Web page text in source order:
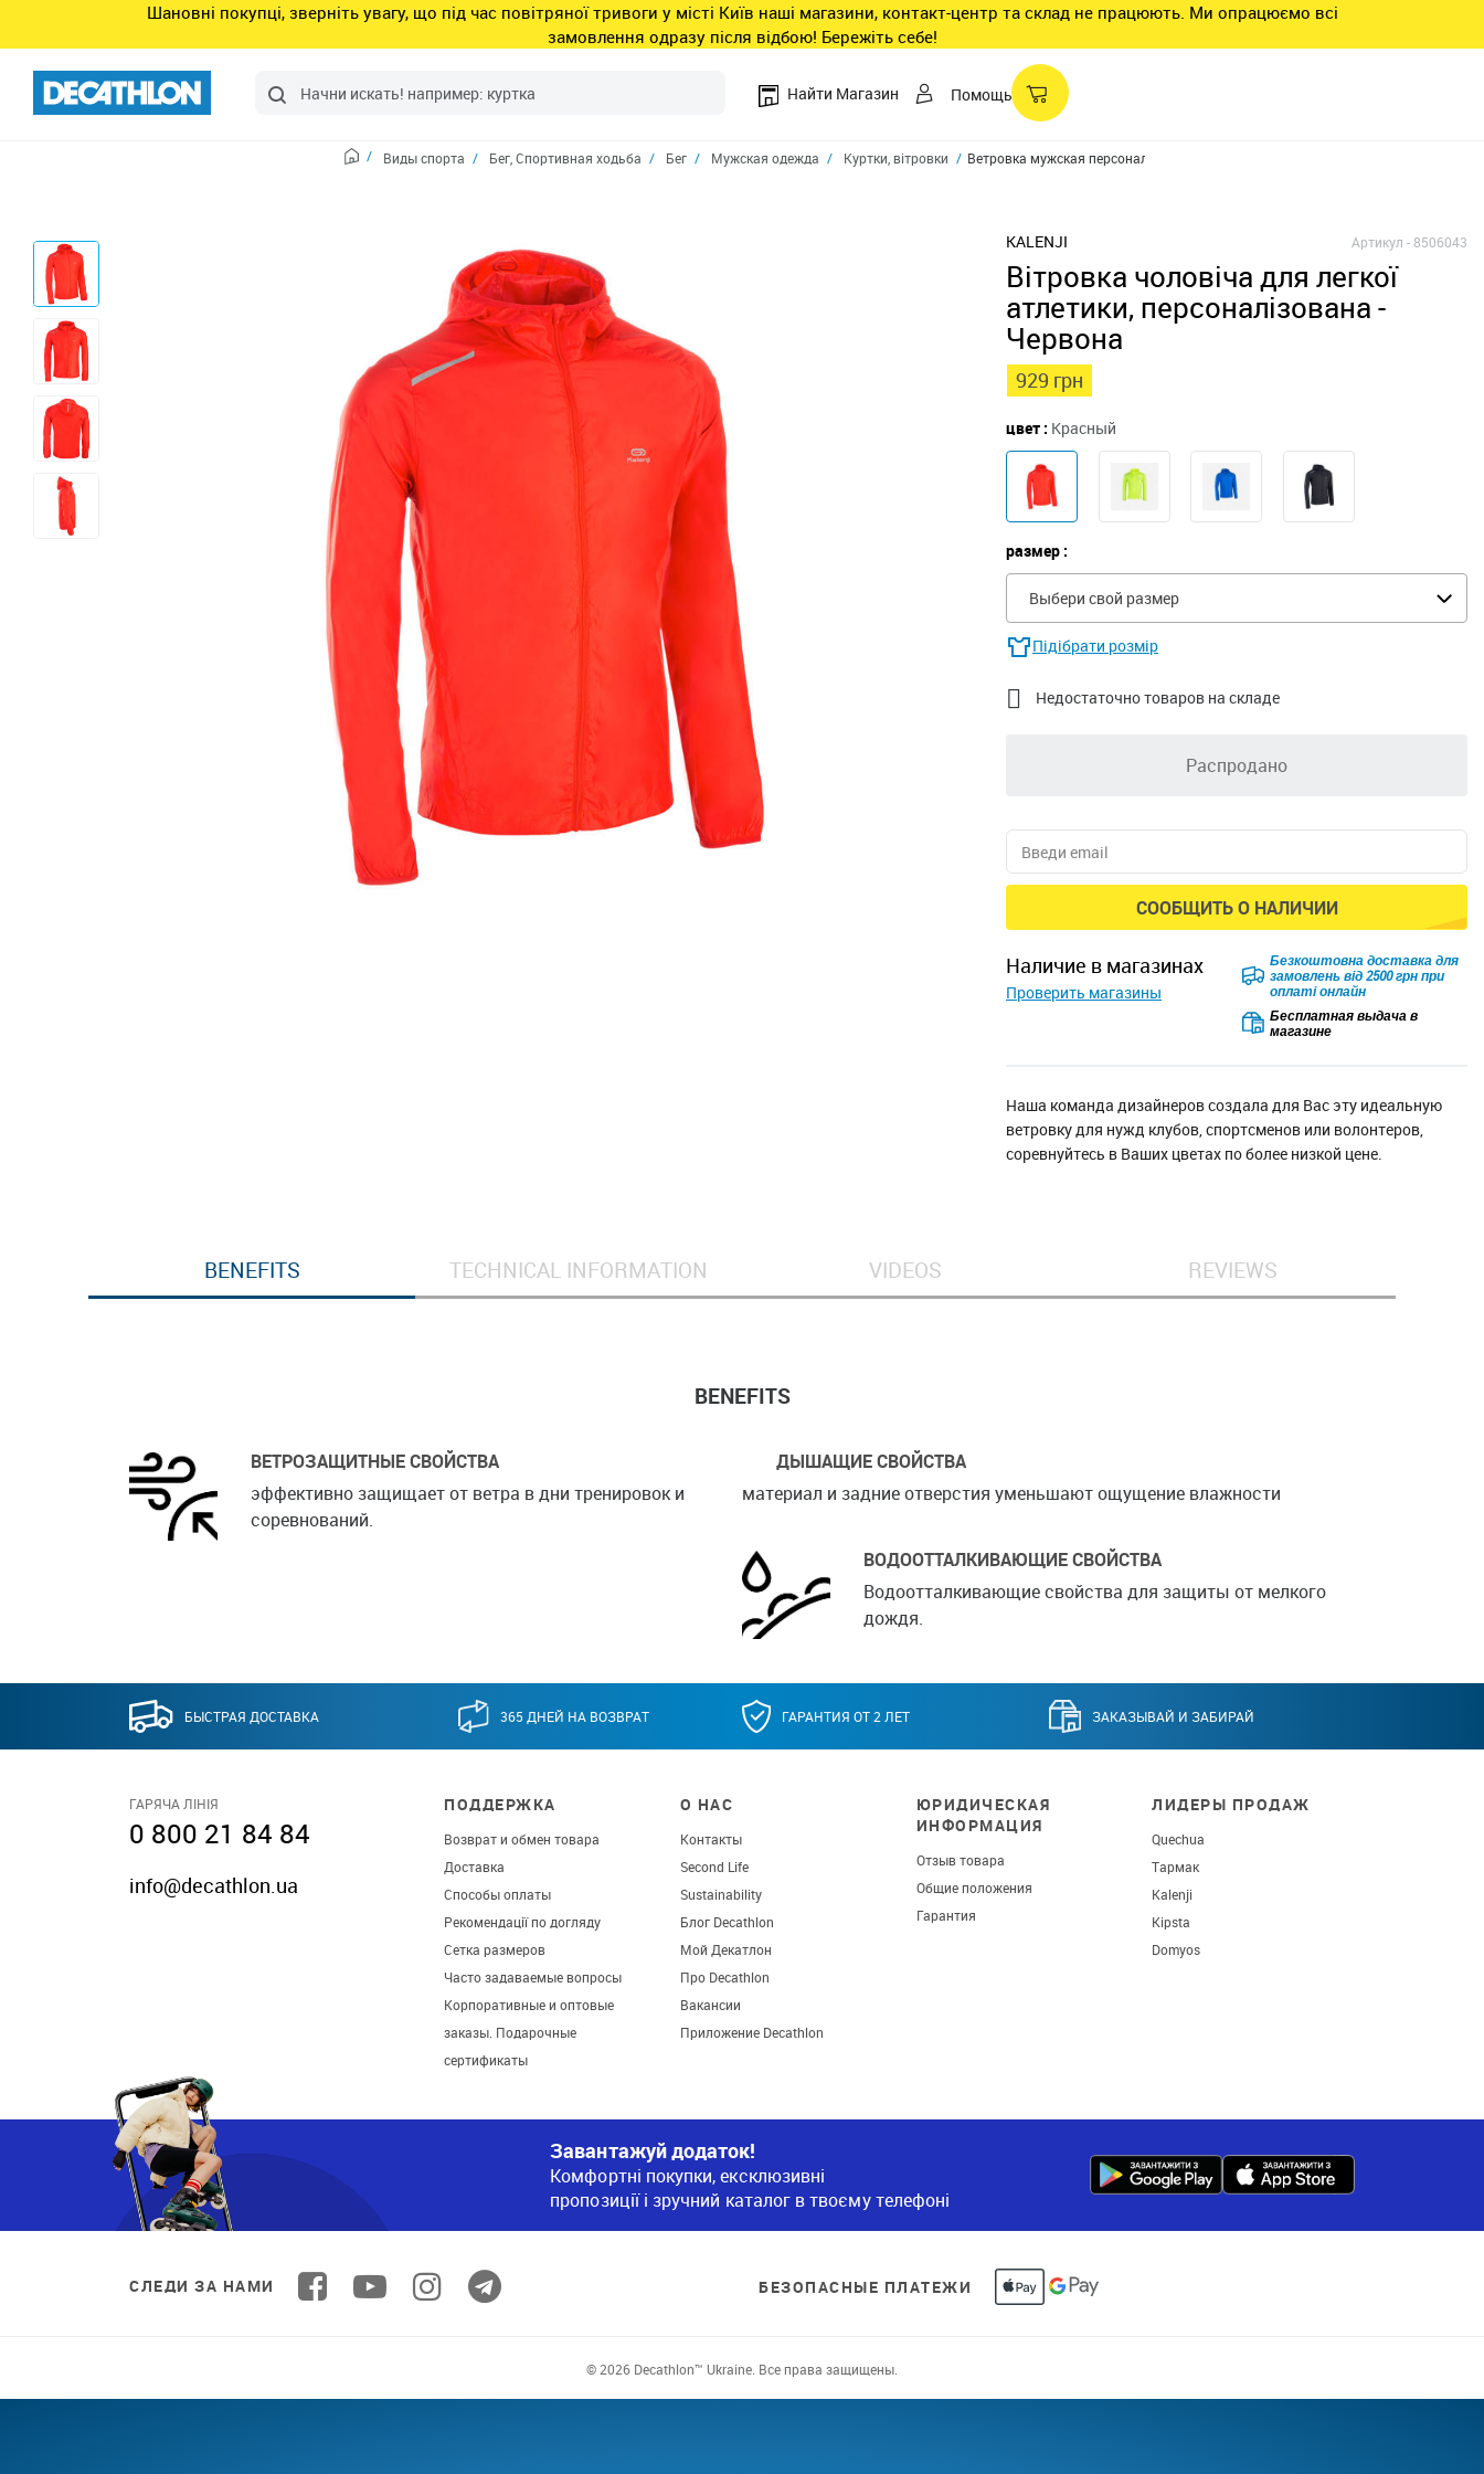
Шановні покупці, зверніть увагу, що під час повітряної тривоги у місті Київ наші магазини, контакт-центр та склад не працюють. Ми опрацюємо всі
замовлення одразу після відбою! Бережіть себе!
Найти Магазин Помощь
Виды спорта Бег, Cпортивная ходьба Бег Мужская одежда Куртки, вітровки Ветровка мужская персонализированная для занятий легкой атлетикой.
KALENJI Артикул -8506043
Вітровка чоловіча для легкої
атлетики, персоналізована -
Червона
929 грн
цвет : Красный
размер :
Выбери свой размер
Підібрати розмір
 Недостаточно товаров на складе
Распродано
СООБЩИТЬ О НАЛИЧИИ
наличие в магазинах
Проверить магазины
Безкоштовна доставка для
замовлень від 2500 грн при
оплаті онлайн
Бесплатная выдача в
магазине
Наша команда дизайнеров создала для Вас эту идеальную
ветровку для нужд клубов, спортсменов или волонтеров,
соревнуйтесь в Ваших цветах по более низкой цене.
BENEFITS TECHNICAL INFORMATION VIDEOS REVIEWS
BENEFITS
ВЕТРОЗАЩИТНЫЕ СВОЙСТВА
эффективно защищает от ветра в дни тренировок и
соревнований.
ДЫШАЩИЕ СВОЙСТВА
материал и задние отверстия уменьшают ощущение влажности
ВОДООТТАЛКИВАЮЩИЕ СВОЙСТВА
Водоотталкивающие свойства для защиты от мелкого
дождя.
БЫСТРАЯ ДОСТАВКА 365 ДНЕЙ НА ВОЗВРАТ ГАРАНТИЯ ОТ 2 ЛЕТ ЗАКАЗЫВАЙ И ЗАБИРАЙ
ГАРЯЧА ЛІНІЯ
0 800 21 84 84
info@decathlon.ua
ПОДДЕРЖКА
Возврат и обмен товара
Доставка
Способы оплаты
Рекомендації по догляду
Сетка размеров
Часто задаваемые вопросы
Корпоративные и оптовые
заказы. Подарочные
сертификаты
О НАС
Контакты
Second Life
Sustainability
Блог Decathlon
Мой Декатлон
Про Decathlon
Вакансии
Приложение Decathlon
ЮРИДИЧЕСКАЯ
ИНФОРМАЦИЯ
Отзыв товара
Общие положения
Гарантия
ЛИДЕРЫ ПРОДАЖ
Quechua
Тармак
Kalenji
Kipsta
Domyos
Завантажуй додаток!
Комфортні покупки, ексклюзивні
пропозиції і зручний каталог в твоєму телефоні
СЛЕДИ ЗА НАМИ БЕЗОПАСНЫЕ ПЛАТЕЖИ
© 2026 Decathlon™ Ukraine. Все права защищены.